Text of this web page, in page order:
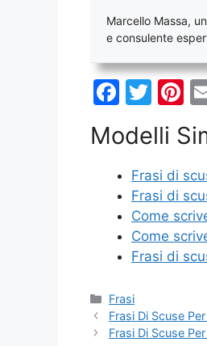
Marcello Massa,
e consulente
F
c
e
b
o
o
k
T
w
itt
er
Pi
nt
e
st
Modelli
Frasi di
Frasi di
Come
Come
Frasi di
Categorie
Frasi
Frasi Di Scuse
Frasi Di Scuse